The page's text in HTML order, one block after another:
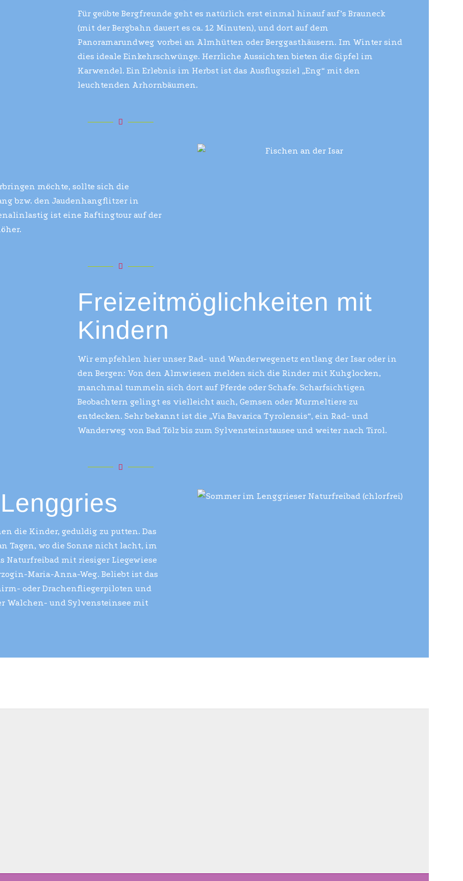
Für geübte Bergfreunde geht es natürlich erst einmal hinauf auf’s Brauneck
(mit der Bergbahn dauert es ca. 12 Minuten), und dort auf dem
Panoramarundweg vorbei an Almhütten oder Berggasthäusern. Im Winter sind
dies ideale Einkehrschwünge. Herrliche Aussichten bieten die Gipfel im
Karwendel. Ein Erlebnis im Herbst ist das Ausflugsziel „Eng“ mit den
leuchtenden Arhornbäumen.
möchte, sollte sich die
bzw. den Jaudenhangflitzer in
ist eine Raftingtour auf der
Freizeitmöglichkeiten mit
Kindern
Wir empfehlen hier unser Rad- und Wanderwegenetz entlang der Isar oder in
den Bergen: Von den Almwiesen melden sich die Rinder mit Kuhglocken,
manchmal tummeln sich dort auf Pferde oder Schafe. Scharfsichtigen
Beobachtern gelingt es vielleicht auch, Gemsen oder Murmeltiere zu
entdecken. Sehr bekannt ist die „Via Bavarica Tyrolensis“, ein Rad- und
Wanderweg von Bad Tölz bis zum Sylvensteinstausee und weiter nach Tirol.
die Kinder, geduldig zu putten. Das
Tagen, wo die Sonne nicht lacht, im
Naturfreibad mit riesiger Liegewiese
Maria-Anna-Weg. Beliebt ist das
oder Drachenfliegerpiloten und
Walchen- und Sylvensteinsee mit